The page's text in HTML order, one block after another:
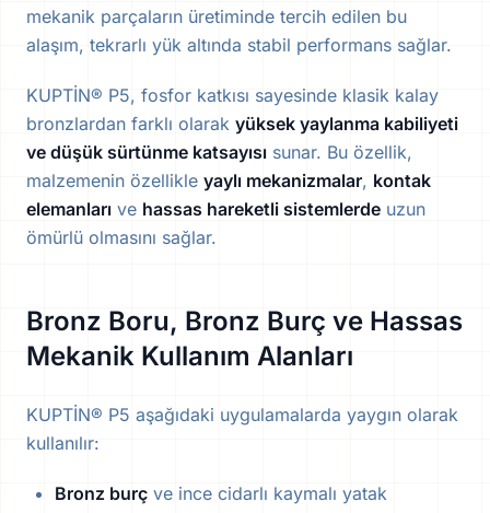
mekanik parçaların üretiminde tercih edilen bu
alaşım, tekrarlı yük altında stabil performans sağlar.
KUPTİN® P5, fosfor katkısı sayesinde klasik kalay
bronzlardan farklı olarak yüksek yaylanma kabiliyeti
ve düşük sürtünme katsayısı sunar. Bu özellik,
malzemenin özellikle yaylı mekanizmalar, kontak
elemanları ve hassas hareketli sistemlerde uzun
ömürlü olmasını sağlar.
Bronz Boru, Bronz Burç ve Hassas
Mekanik Kullanım Alanları
KUPTİN® P5 aşağıdaki uygulamalarda yaygın olarak
kullanılır:
Bronz burç ve ince cidarlı kaymalı yatak